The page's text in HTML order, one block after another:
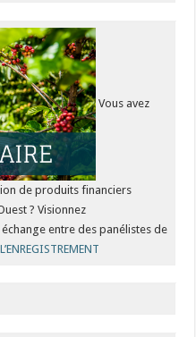
Vous avez
de produits financiers
? Visionnez
entre des panélistes de